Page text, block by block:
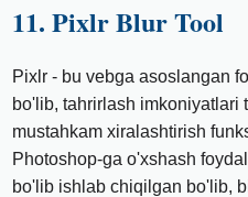
11. Pixlr Blur Tool
Pixlr - bu vebga asoslangan
bo'lib, tahrirlash imkoniyatlari
mustahkam xiralashtirish
Photoshop-ga o'xshash
bo'lib ishlab chiqilgan bo'lib,